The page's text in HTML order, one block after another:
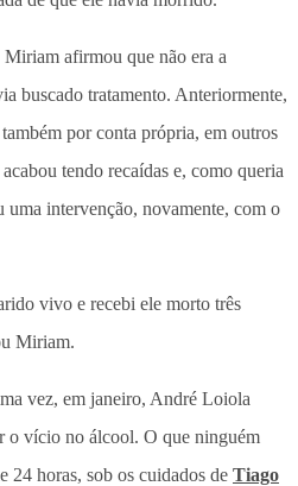
Miriam afirmou que não era a
buscado tratamento. Anteriormente,
por conta própria, em outros
tendo recaídas e, como queria
intervenção, novamente, com o
vivo e recebi ele morto três
Miriam.
vez, em janeiro, André Loiola
o vício no álcool. O que ninguém
24 horas, sob os cuidados de Tiago